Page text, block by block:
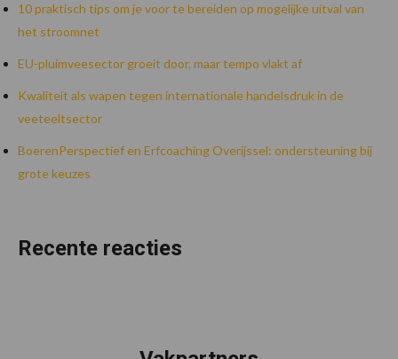
10 praktisch tips om je voor te bereiden op mogelijke uitval van
het stroomnet
EU-pluimveesector groeit door, maar tempo vlakt af
Kwaliteit als wapen tegen internationale handelsdruk in de
veeteeltsector
BoerenPerspectief en Erfcoaching Overijssel: ondersteuning bij
grote keuzes
Recente reacties